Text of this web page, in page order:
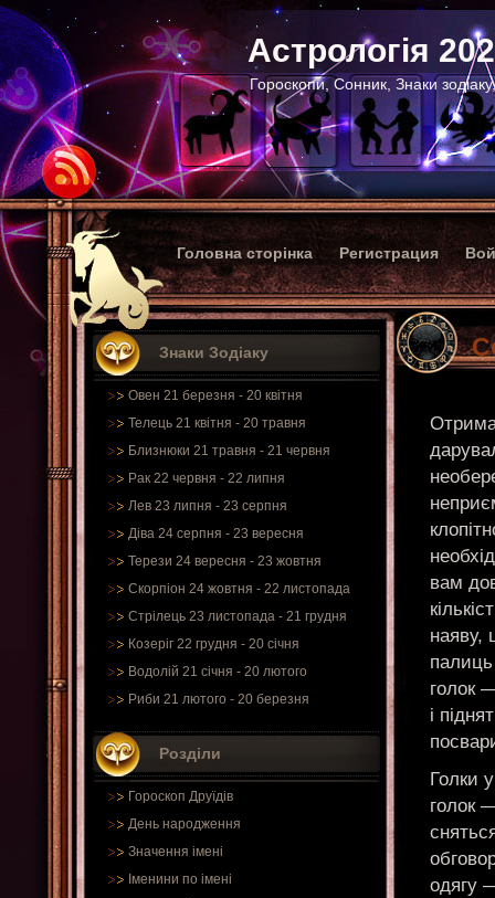
Астрологія
Гороскопи, Сонник, Знаки
Головна сторінка Регистрация
Знаки Зодіаку
Овен 21 березня - 20 квітня
Телець 21 квітня - 20 травня
Близнюки 21 травня - 21 червня
Рак 22 червня - 22 липня
Лев 23 липня - 23 серпня
Діва 24 серпня - 23 вересня
Терези 24 вересня - 23 жовтня
Скорпіон 24 жовтня - 22 листопада
Стрілець 23 листопада - 21 грудня
Козеріг 22 грудня - 20 січня
Водолій 21 січня - 20 лютого
Риби 21 лютого - 20 березня
Розділи
Гороскоп Друїдів
День народження
Значення імені
Іменини по імені
вам
наяву,
голок
і
Голки
голок
одягу